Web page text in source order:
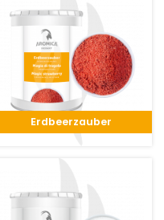
Erdbeerzauber